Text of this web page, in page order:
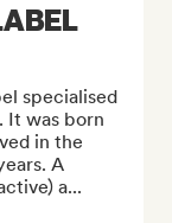
specialised
It was born
in the
A
a...